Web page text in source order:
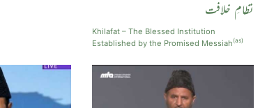
نظامِ خلافت
Khilafat – The Blessed Institution
Established by the Promised Messiah (as)